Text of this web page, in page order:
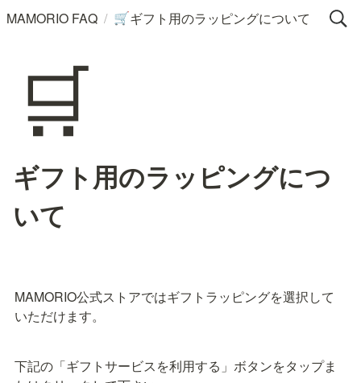
MAMORIO FAQ / 🛒ギフト用のラッピングについて
🛒
ギフト用のラッピングにつ
いて
MAMORIO公式ストアではギフトラッピングを選択して
いただけます。
下記の「ギフトサービスを利用する」ボタンをタップま